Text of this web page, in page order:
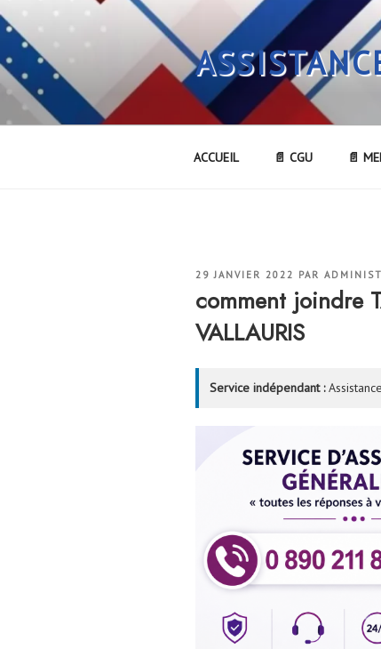
Aller
au
contenu
principal
ACCUEIL 📄 CGU 📄
PUBLIÉ
29 JANVIER 2022 PAR
comment joindre
VALLAURIS
Service indépendant :